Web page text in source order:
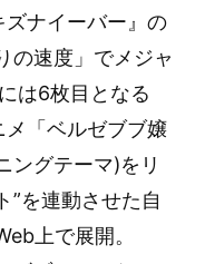
ナイーバー』の
の速度」でメジャ
は6枚目となる
メ「ベルゼブブ嬢
ングテーマ)をリ
”を連動させた自
上で展開。